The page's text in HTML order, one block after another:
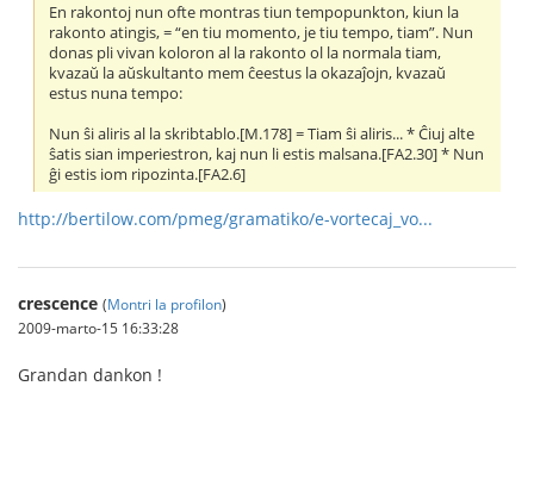
En rakontoj nun ofte montras tiun tempopunkton, kiun la
rakonto atingis, = “en tiu momento, je tiu tempo, tiam”. Nun
donas pli vivan koloron al la rakonto ol la normala tiam,
kvazaŭ la aŭskultanto mem ĉeestus la okazaĵojn, kvazaŭ
estus nuna tempo:
Nun ŝi aliris al la skribtablo.[M.178] = Tiam ŝi aliris... * Ĉiuj alte
ŝatis sian imperiestron, kaj nun li estis malsana.[FA2.30] * Nun
ĝi estis iom ripozinta.[FA2.6]
http://bertilow.com/pmeg/gramatiko/e-vortecaj_vo...
crescence (Montri la profilon)
2009-marto-15 16:33:28
Grandan dankon !